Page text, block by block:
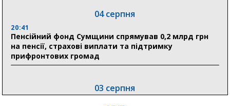
04 серпня
20:41
Пенсійний фонд Сумщини спрямував 0,2 млрд грн
на пенсії, страхові виплати та підтримку
прифронтових громад
03 серпня